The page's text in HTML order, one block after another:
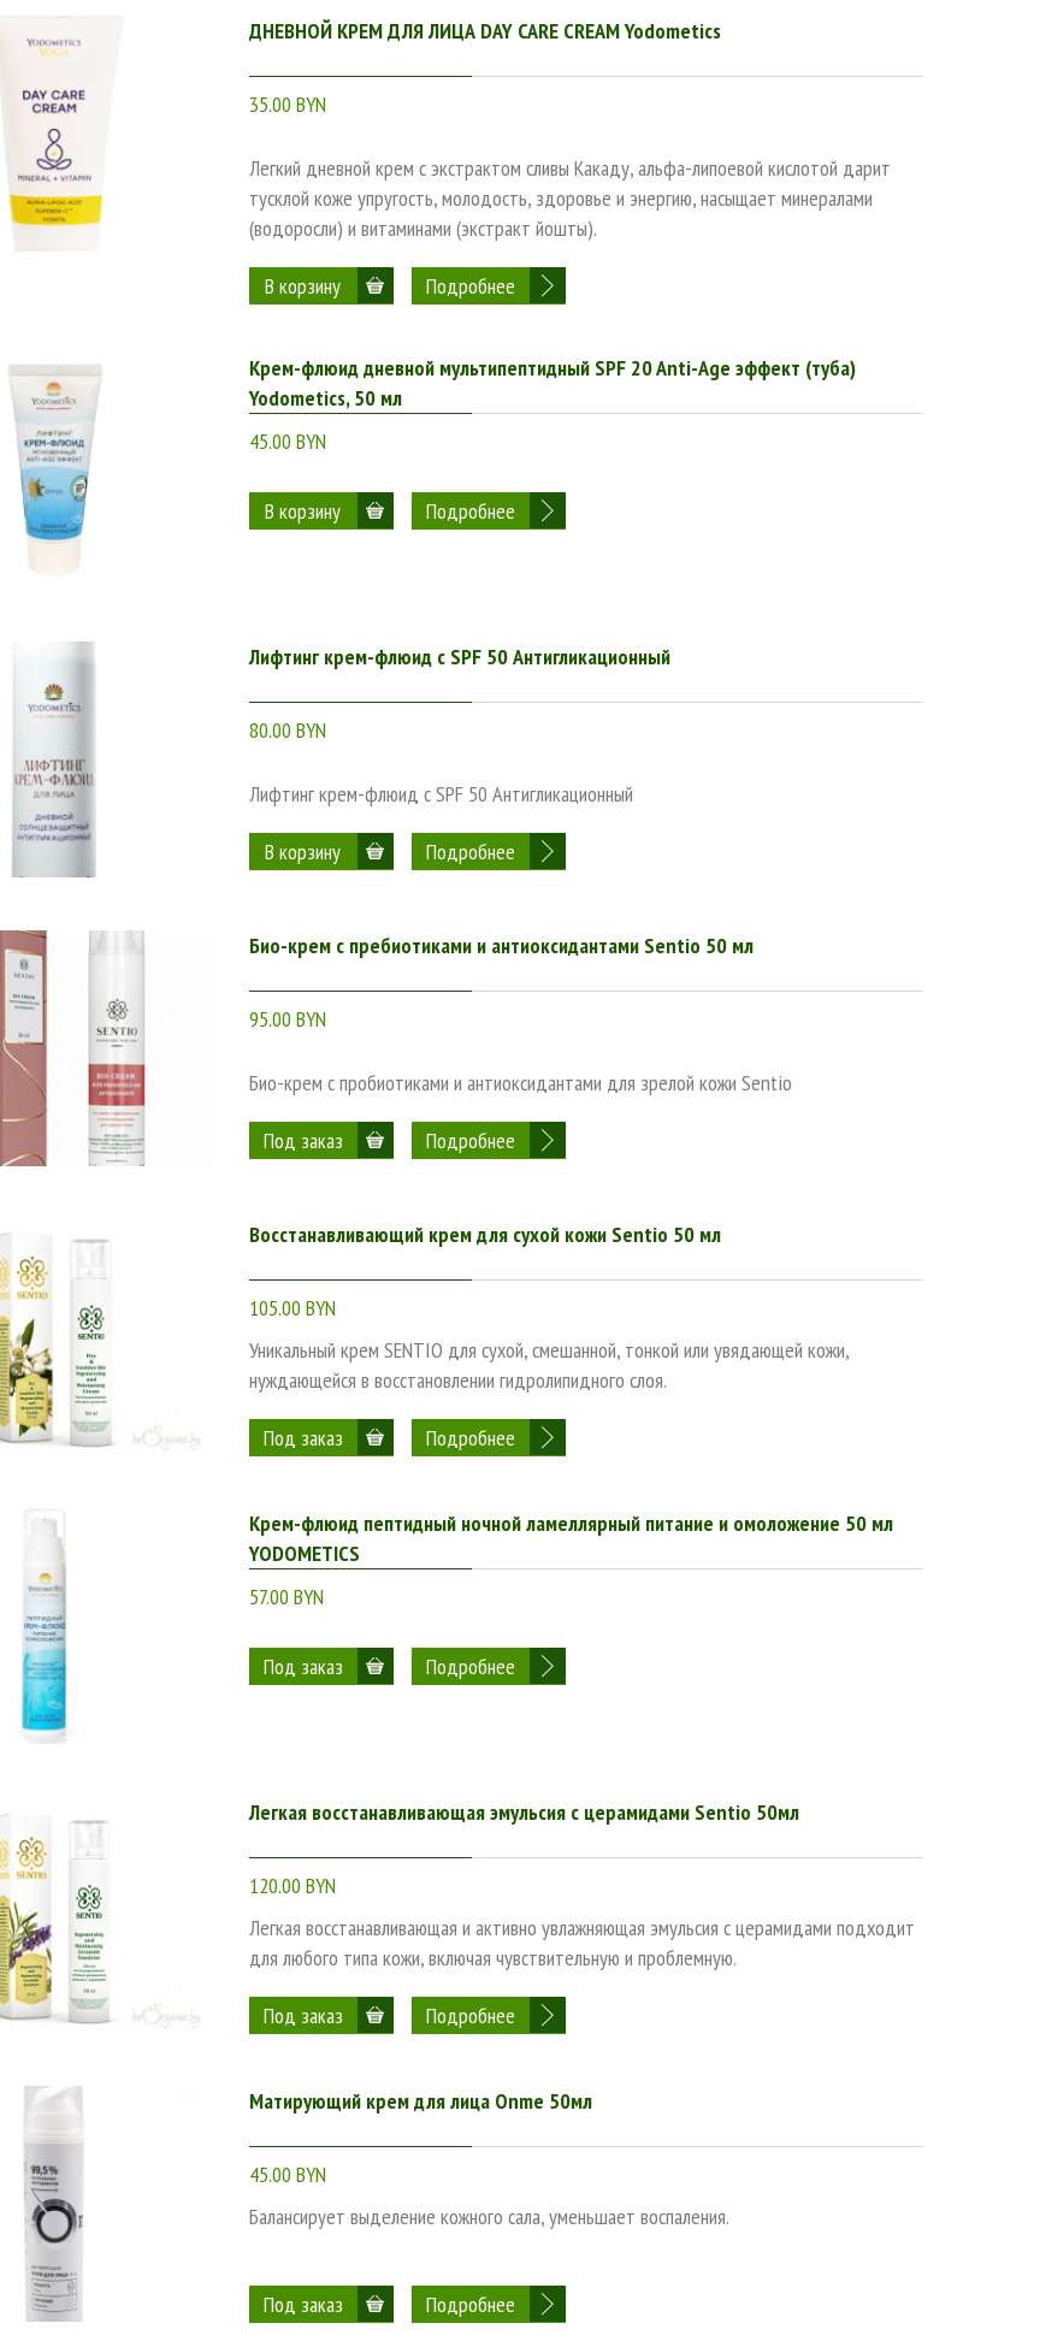
ДНЕВНОЙ КРЕМ ДЛЯ ЛИЦА DAY CARE CREAM Yodometics
35.00 BYN
Легкий дневной крем с экстрактом сливы Какаду, альфа-липоевой кислотой дарит
тусклой коже упругость, молодость, здоровье и энергию, насыщает минералами
(водоросли) и витаминами (экстракт йошты).
Подробнее
Крем-флюид дневной мультипептидный SPF 20 Anti-Age эффект (туба)
Yodometics, 50 мл
45.00 BYN
Подробнее
Лифтинг крем-флюид с SPF 50 Антигликационный
80.00 BYN
Лифтинг крем-флюид с SPF 50 Антигликационный
Подробнее
Био-крем с пребиотиками и антиоксидантами Sentio 50 мл
95.00 BYN
Био-крем с пробиотиками и антиоксидантами для зрелой кожи Sentio
Подробнее
Восстанавливающий крем для сухой кожи Sentio 50 мл
105.00 BYN
Уникальный крем SENTIO для сухой, смешанной, тонкой или увядающей кожи,
нуждающейся в восстановлении гидролипидного слоя.
Подробнее
Крем-флюид пептидный ночной ламеллярный питание и омоложение 50 мл
YODOMETICS
57.00 BYN
Подробнее
Легкая восстанавливающая эмульсия с церамидами Sentio 50мл
120.00 BYN
Легкая восстанавливающая и активно увлажняющая эмульсия с церамидами подходит
для любого типа кожи, включая чувствительную и проблемную.
Подробнее
Матирующий крем для лица Onme 50мл
45.00 BYN
Балансирует выделение кожного сала, уменьшает воспаления.
Подробнее